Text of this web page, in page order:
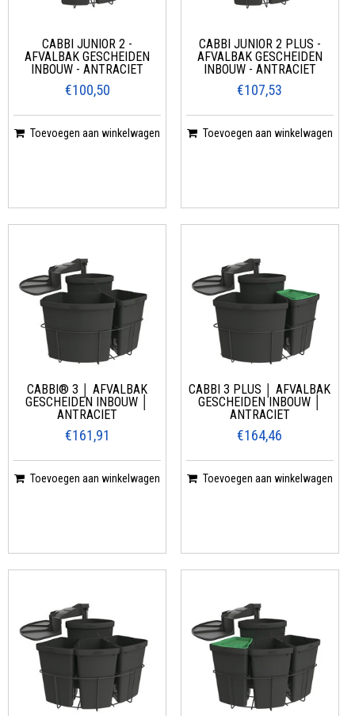
CABBI JUNIOR 2 -
AFVALBAK GESCHEIDEN
INBOUW - ANTRACIET
€100,50
Toevoegen aan winkelwagen
CABBI JUNIOR 2 PLUS -
AFVALBAK GESCHEIDEN
INBOUW - ANTRACIET
€107,53
Toevoegen aan winkelwagen
CABBI® 3 │ AFVALBAK
GESCHEIDEN INBOUW │
ANTRACIET
€161,91
Toevoegen aan winkelwagen
CABBI 3 PLUS │ AFVALBAK
GESCHEIDEN INBOUW │
ANTRACIET
€164,46
Toevoegen aan winkelwagen